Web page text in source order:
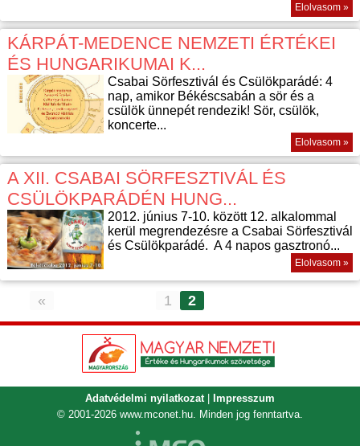
Elolvasom »
KÁRPÁT-MEDENCE NEMZETI ÉRTÉKEI
ÉS HUNGARIKUMAI K...
Csabai Sörfesztivál és Csülökparádé: 4
nap, amikor Békéscsabán a sör és a
csülök ünnepét rendezik! Sör, csülök,
koncerte...
Elolvasom »
A XII. CSABAI SÖRFESZTIVÁL ÉS
CSÜLÖKPARÁDÉN HUNG...
2012. június 7-10. között 12. alkalommal
kerül megrendezésre a Csabai Sörfesztivál
és Csülökparádé. A 4 napos gasztronó...
Elolvasom »
« 1 2
Adatvédelmi nyilatkozat
Impresszum
© 2001-2026 www.mconet.hu . Minden jog fenntartva.